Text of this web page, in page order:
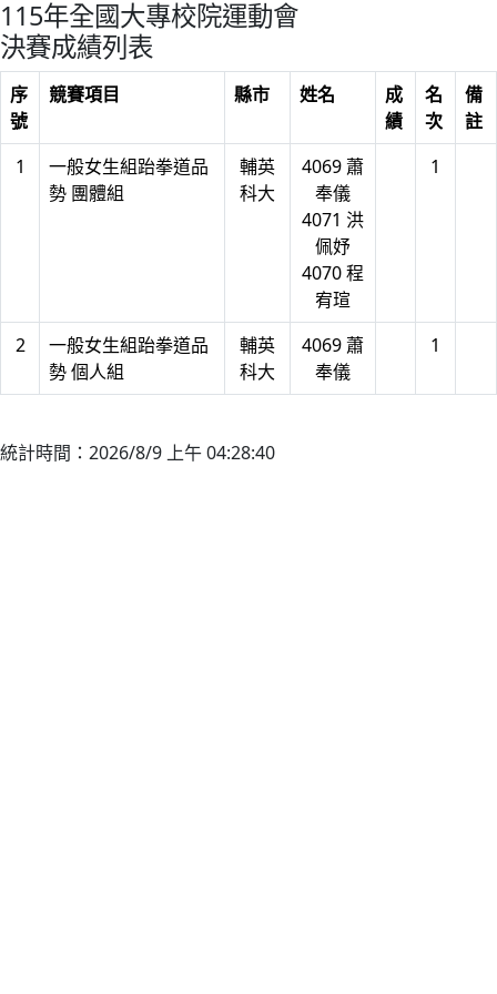
115年全國大專校院運動會
決賽成績列表
序
號
競賽項目 縣市 姓名
成
績
名
次
備
註
1
一般女生組跆拳道品
勢 團體組
輔英
科大
4069 蕭
奉儀
4071 洪
佩妤
4070 程
宥瑄
1
2
一般女生組跆拳道品
勢 個人組
輔英
科大
4069 蕭
奉儀
1
統計時間：2026/8/9 上午 04:28:40